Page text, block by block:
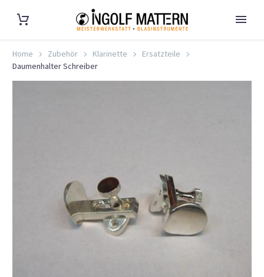
Home Zubehör Klarinette
Ersatzteile
Daumenhalter Schreiber